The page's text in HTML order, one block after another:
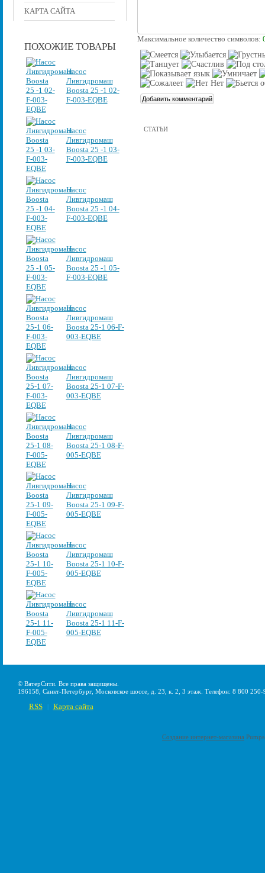
КАРТА САЙТА
ПОХОЖИЕ ТОВАРЫ
Насос
Ливгидромаш
Boosta 25 -1 02-
F-003-EQBE
Насос
Ливгидромаш
Boosta 25 -1 03-
F-003-EQBE
Насос
Ливгидромаш
Boosta 25 -1 04-
F-003-EQBE
Насос
Ливгидромаш
Boosta 25 -1 05-
F-003-EQBE
Насос
Ливгидромаш
Boosta 25-1 06-F-
003-EQBE
Насос
Ливгидромаш
Boosta 25-1 07-F-
003-EQBE
Насос
Ливгидромаш
Boosta 25-1 08-F-
005-EQBE
Насос
Ливгидромаш
Boosta 25-1 09-F-
005-EQBE
Насос
Ливгидромаш
Boosta 25-1 10-F-
005-EQBE
Насос
Ливгидромаш
Boosta 25-1 11-F-
005-EQBE
Максимальное количество символов:
СТАТЬИ
© ВатерСити. Все права защищены.
196158, Санкт-Петербург, Московское шоссе, д. 23, к. 2, 3 этаж. Телефон: 8 800
RSS Карта сайта
Создание интернет-магазина